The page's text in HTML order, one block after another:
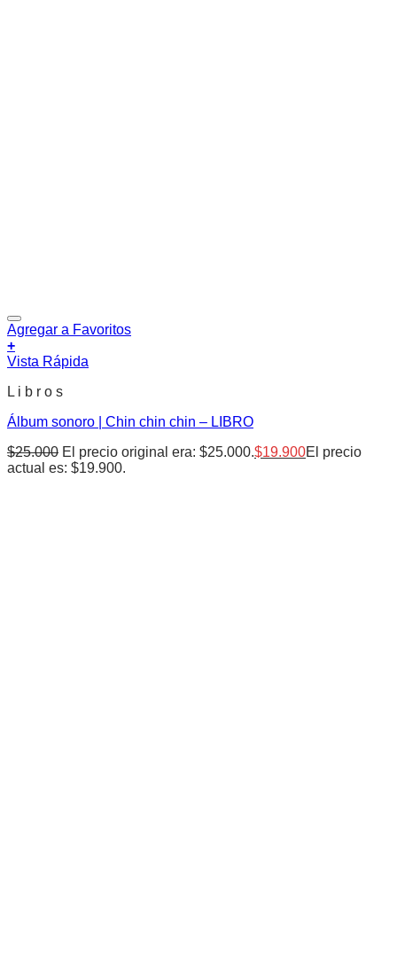
Agregar a Favoritos
+
Vista Rápida
L i b r o s
Álbum sonoro | Chin chin chin – LIBRO
$25.000 El precio original era: $25.000.$19.900El precio
actual es: $19.900.